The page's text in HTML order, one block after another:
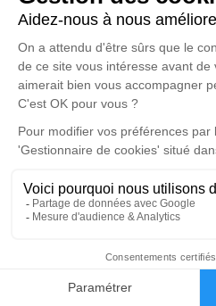
Faire-part
Cérémonie religieuse
lundi 07 mars 2022 à
Église Saint Joseph
2, rue Saint-Joseph
Déroulé des